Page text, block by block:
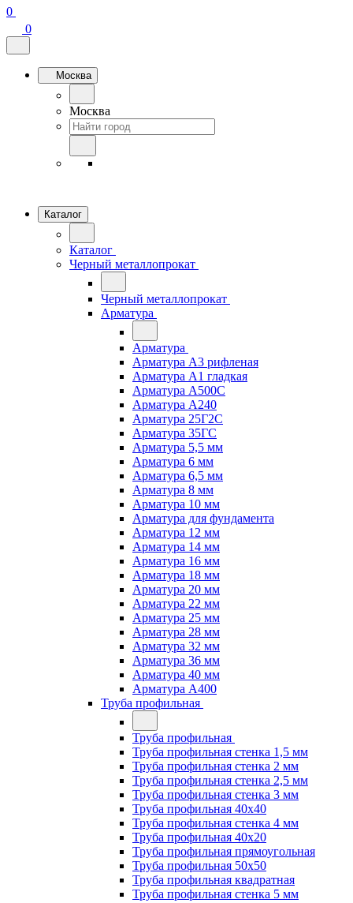
0
0
Москва
Москва
Каталог
Каталог
Черный металлопрокат
Черный металлопрокат
Арматура
Арматура
Арматура А3 рифленая
Арматура А1 гладкая
Арматура А500С
Арматура А240
Арматура 25Г2С
Арматура 35ГС
Арматура 5,5 мм
Арматура 6 мм
Арматура 6,5 мм
Арматура 8 мм
Арматура 10 мм
Арматура для фундамента
Арматура 12 мм
Арматура 14 мм
Арматура 16 мм
Арматура 18 мм
Арматура 20 мм
Арматура 22 мм
Арматура 25 мм
Арматура 28 мм
Арматура 32 мм
Арматура 36 мм
Арматура 40 мм
Арматура А400
Труба профильная
Труба профильная
Труба профильная стенка 1,5 мм
Труба профильная стенка 2 мм
Труба профильная стенка 2,5 мм
Труба профильная стенка 3 мм
Труба профильная 40х40
Труба профильная стенка 4 мм
Труба профильная 40х20
Труба профильная прямоугольная
Труба профильная 50х50
Труба профильная квадратная
Труба профильная стенка 5 мм